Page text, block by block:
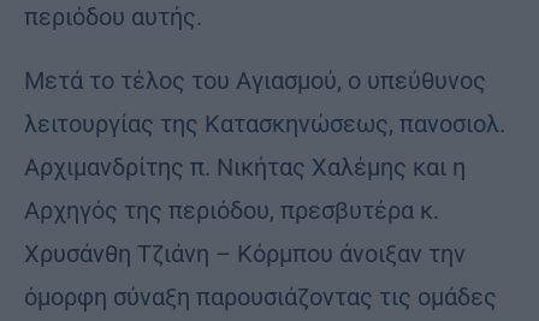
περιόδου αυτής.
Μετά το τέλος του Αγιασμού, ο υπεύθυνος
λειτουργίας της Κατασκηνώσεως, πανοσιολ.
Αρχιμανδρίτης π. Νικήτας Χαλέμης και η
Αρχηγός της περιόδου, πρεσβυτέρα κ.
Χρυσάνθη Τζιάνη – Κόρμπου άνοιξαν την
όμορφη σύναξη παρουσιάζοντας τις ομάδες